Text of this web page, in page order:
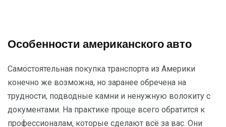
Особенности американского авто
Самостоятельная покупка транспорта из Америки
конечно же возможна, но заранее обречена на
трудности, подводные камни и ненужную волокиту с
документами. На практике проще всего обратится к
профессионалам, которые сделают всё за вас. Они